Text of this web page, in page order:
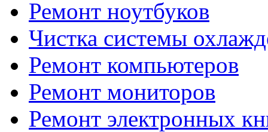
Ремонт ноутбуков
Чистка системы
Ремонт компьютеров
Ремонт мониторов
Ремонт электронных